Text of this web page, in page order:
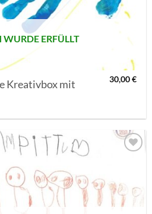
ERFÜLLT
Kreativbox mit
30,00€
SETZEN